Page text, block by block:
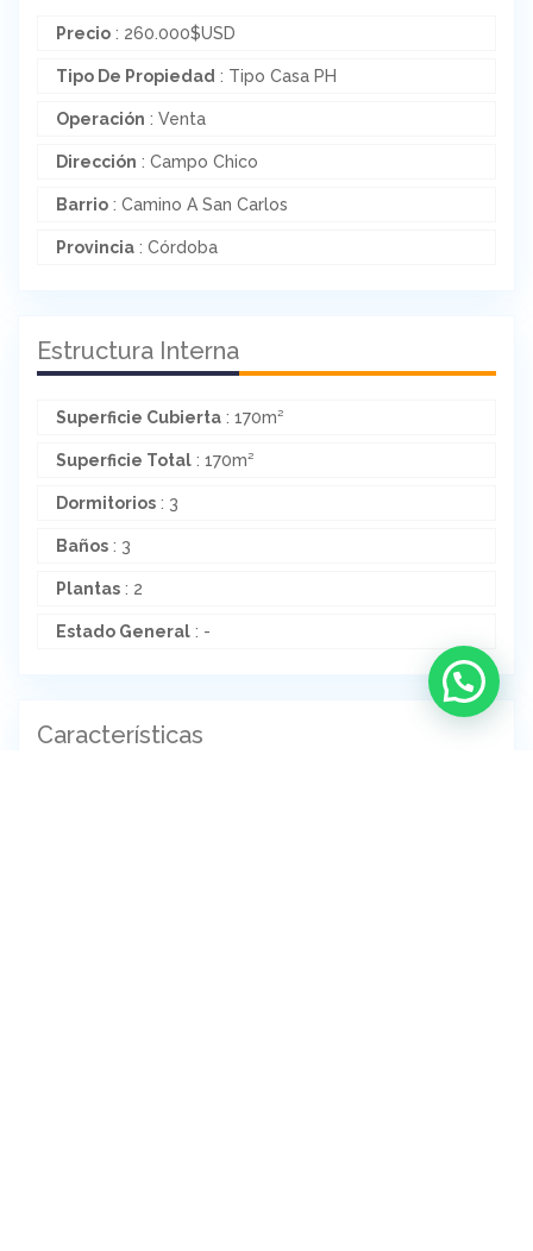
Precio : 260.000$USD
Tipo De Propiedad : Tipo Casa PH
Operación : Venta
Dirección : Campo Chico
Barrio : Camino A San Carlos
Provincia : Córdoba
Estructura Interna
Superficie Cubierta : 170m²
Superficie Total : 170m²
Dormitorios : 3
Baños : 3
Plantas : 2
Estado General : -
Características